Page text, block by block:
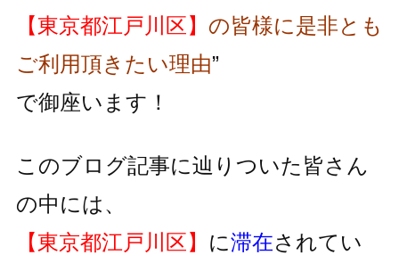
【東京都江戸川区】 の皆様に是非とも
ご利用頂きたい理由”
で御座います！
このブログ記事に辿りついた皆さん
の中には、
【東京都江戸川区】 に滞在されてい